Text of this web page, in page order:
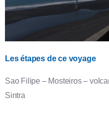
Îles :
Les étapes de ce voyage
Sao Filipe – Mosteiros –
Sintra